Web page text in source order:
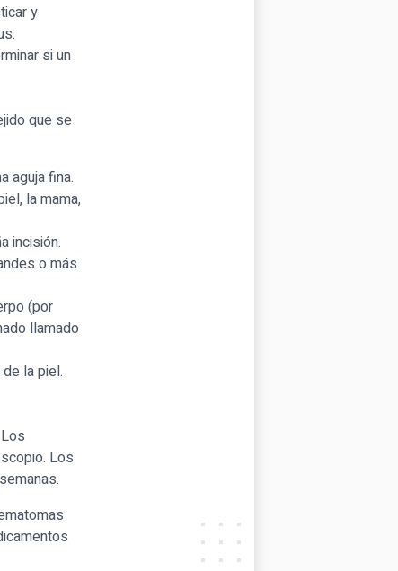
y
si un
que se
aguja fina.
la mama,
incisión.
o más
(por
llamado
la piel.
Los